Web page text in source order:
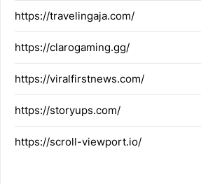
https://travelingaja.com/
https://clarogaming.gg/
https://viralfirstnews.com/
https://storyups.com/
https://scroll-viewport.io/